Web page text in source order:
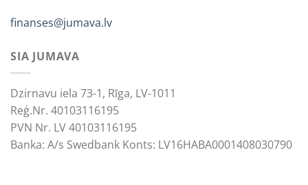
finanses@jumava.lv
SIA JUMAVA
Dzirnavu iela 73-1, Rīga, LV-1011
Reģ.Nr. 40103116195
PVN Nr. LV 40103116195
Banka: A/s Swedbank Konts: LV16HABA0001408030790